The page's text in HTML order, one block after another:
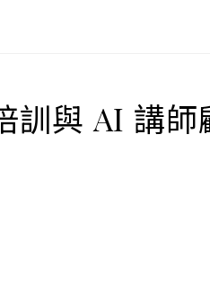
訓與 AI 講師